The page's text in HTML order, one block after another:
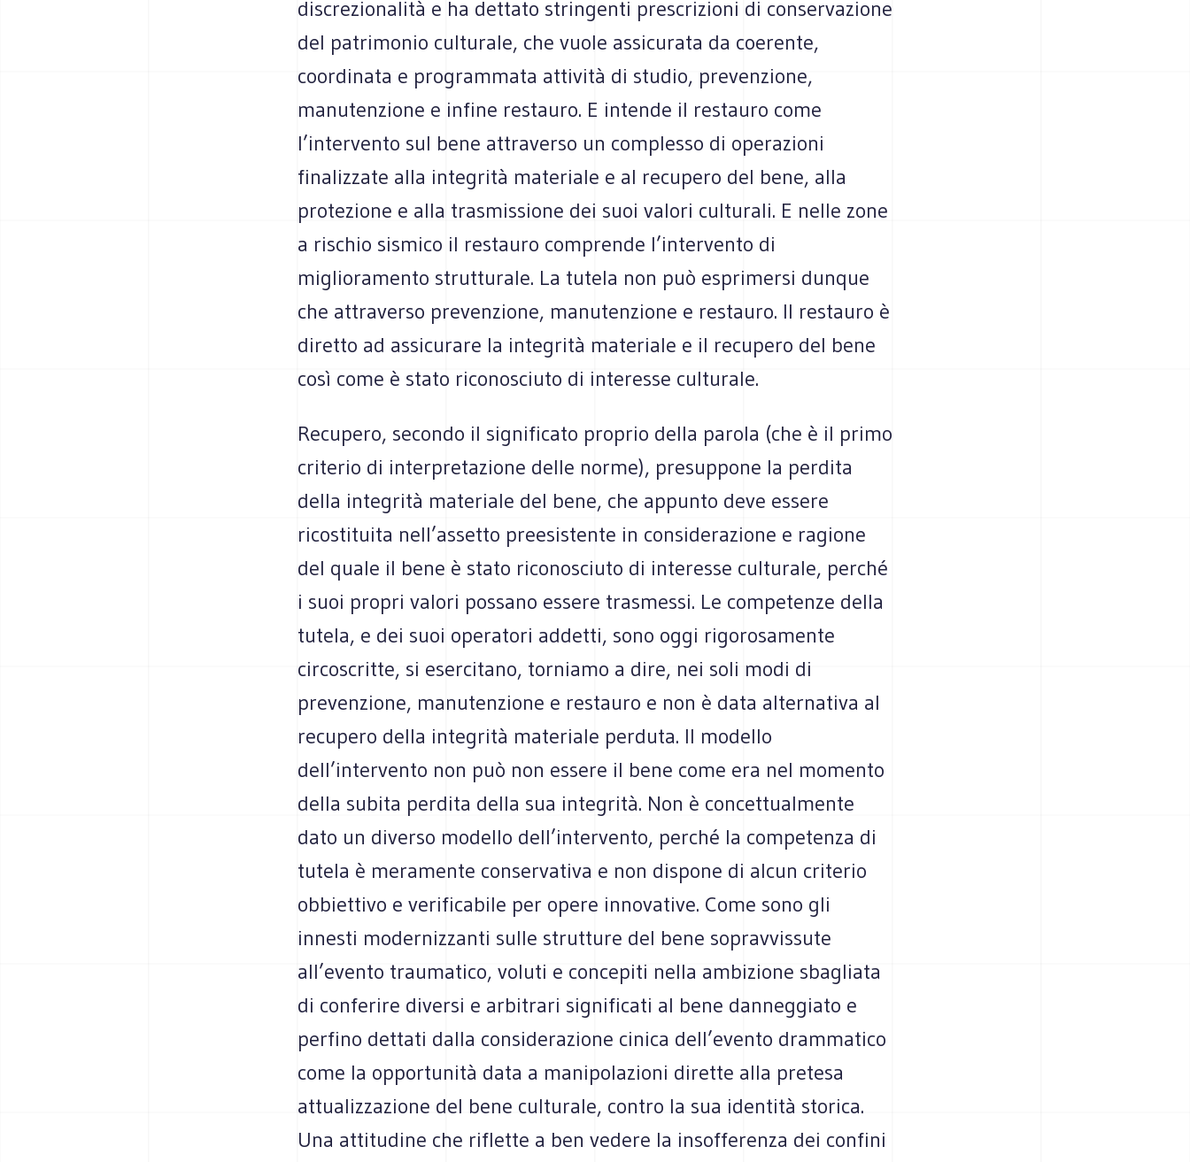
discrezionalità e ha dettato stringenti prescrizioni di conservazione
del patrimonio culturale, che vuole assicurata da coerente,
coordinata e programmata attività di studio, prevenzione,
manutenzione e infine restauro. E intende il restauro come
l’intervento sul bene attraverso un complesso di operazioni
finalizzate alla integrità materiale e al recupero del bene, alla
protezione e alla trasmissione dei suoi valori culturali. E nelle zone
a rischio sismico il restauro comprende l’intervento di
miglioramento strutturale. La tutela non può esprimersi dunque
che attraverso prevenzione, manutenzione e restauro. Il restauro è
diretto ad assicurare la integrità materiale e il recupero del bene
così come è stato riconosciuto di interesse culturale.
Recupero, secondo il significato proprio della parola (che è il primo
criterio di interpretazione delle norme), presuppone la perdita
della integrità materiale del bene, che appunto deve essere
ricostituita nell’assetto preesistente in considerazione e ragione
del quale il bene è stato riconosciuto di interesse culturale, perché
i suoi propri valori possano essere trasmessi. Le competenze della
tutela, e dei suoi operatori addetti, sono oggi rigorosamente
circoscritte, si esercitano, torniamo a dire, nei soli modi di
prevenzione, manutenzione e restauro e non è data alternativa al
recupero della integrità materiale perduta. Il modello
dell’intervento non può non essere il bene come era nel momento
della subita perdita della sua integrità. Non è concettualmente
dato un diverso modello dell’intervento, perché la competenza di
tutela è meramente conservativa e non dispone di alcun criterio
obbiettivo e verificabile per opere innovative. Come sono gli
innesti modernizzanti sulle strutture del bene sopravvissute
all’evento traumatico, voluti e concepiti nella ambizione sbagliata
di conferire diversi e arbitrari significati al bene danneggiato e
perfino dettati dalla considerazione cinica dell’evento drammatico
come la opportunità data a manipolazioni dirette alla pretesa
attualizzazione del bene culturale, contro la sua identità storica.
Una attitudine che riflette a ben vedere la insofferenza dei confini